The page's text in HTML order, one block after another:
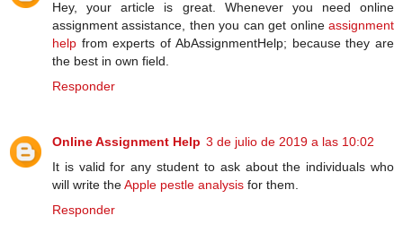
Hey, your article is great. Whenever you need online
assignment assistance, then you can get online assignment
help from experts of AbAssignmentHelp; because they are
the best in own field.
Responder
Online Assignment Help 3 de julio de 2019 a las 10:02
It is valid for any student to ask about the individuals who
will write theApple pestle analysis for them.
Responder